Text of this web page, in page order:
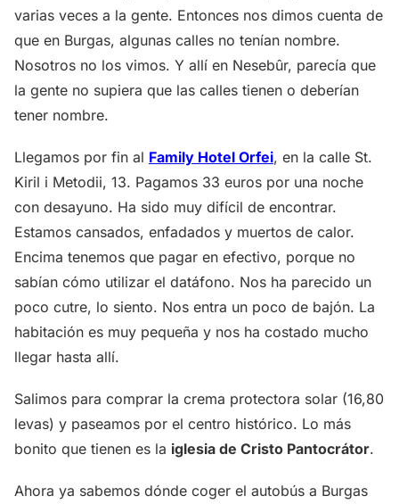
varias veces a la gente. Entonces nos dimos cuenta de
que en Burgas, algunas calles no tenían nombre.
Nosotros no los vimos. Y allí en Nesebûr, parecía que
la gente no supiera que las calles tienen o deberían
tener nombre.
Llegamos por fin al Family Hotel Orfei, en la calle St.
Kiril i Metodii, 13. Pagamos 33 euros por una noche
con desayuno. Ha sido muy difícil de encontrar.
Estamos cansados, enfadados y muertos de calor.
Encima tenemos que pagar en efectivo, porque no
sabían cómo utilizar el datáfono. Nos ha parecido un
poco cutre, lo siento. Nos entra un poco de bajón. La
habitación es muy pequeña y nos ha costado mucho
llegar hasta allí.
Salimos para comprar la crema protectora solar (16,80
levas) y paseamos por el centro histórico. Lo más
bonito que tienen es la iglesia de Cristo Pantocrátor.
Ahora ya sabemos dónde coger el autobús a Burgas